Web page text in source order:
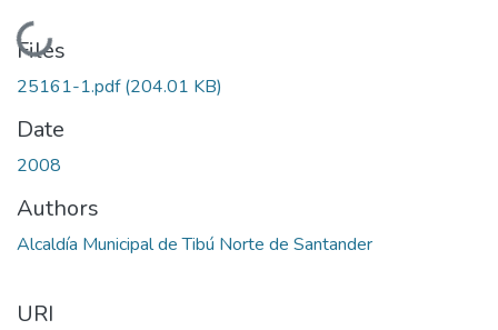
Loading...
Files
25161-1.pdf(204.01 KB)
Date
2008
Authors
Alcaldía Municipal de Tibú Norte de Santander
URI